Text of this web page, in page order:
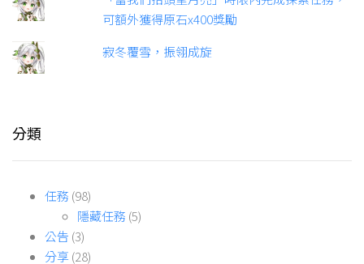
可額外獲得原石x400獎勵
寂冬覆雪，振翎成旋
分類
任務 (98)
隱藏任務 (5)
公告 (3)
分享(28)